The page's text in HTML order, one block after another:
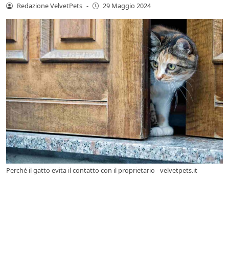
Redazione VelvetPets - 29 Maggio 2024
Perché il gatto evita il contatto con il proprietario - velvetpets.it